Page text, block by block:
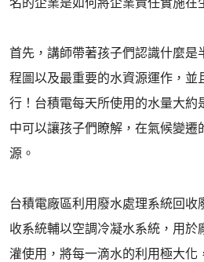
名的企業是如何將企業責任實施在
首先，講師帶著孩子們認識什麼是
程圖以及最重要的水資源運作，並
行！台積電每天所使用的水量大約
中可以讓孩子們瞭解，在氣候變遷
源。
台積電廠區利用廢水處理系統回收
收系統輔以空調冷凝水系統，用於
灌使用，將每一滴水的利用極大化